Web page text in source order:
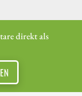
direkt als